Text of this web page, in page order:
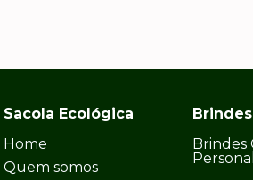
Sacola Ecológica
Home
Quem somos
Brindes
Brindes